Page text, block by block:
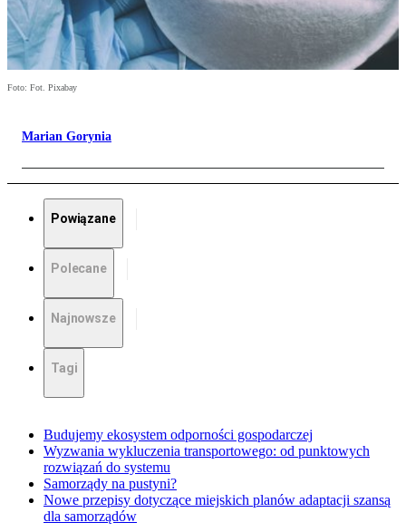
Foto: Fot. Pixabay
Marian Gorynia
Powiązane
Polecane
Najnowsze
Tagi
Budujemy ekosystem odporności gospodarczej
Wyzwania wykluczenia transportowego: od punktowych
rozwiązań do systemu
Samorządy na pustyni?
Nowe przepisy dotyczące miejskich planów adaptacji szansą
dla samorządów